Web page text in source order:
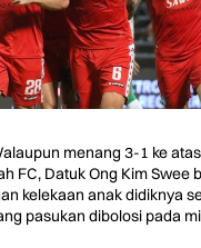
menang 3-1 ke
FC, Datuk Ong Kim Swee
kelekaan anak didiknya
pasukan dibolosi pada